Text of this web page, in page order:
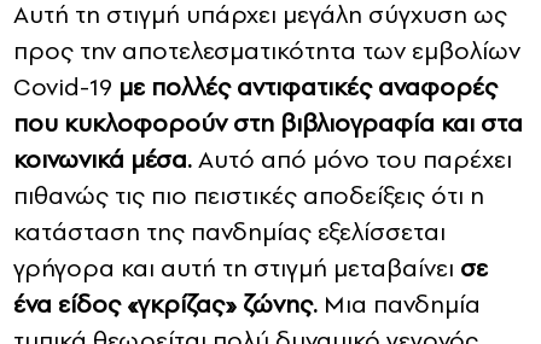
Αυτή τη στιγμή υπάρχει μεγάλη σύγχυση ως
προς την αποτελεσματικότητα των εμβολίων
Covid-19 με πολλές αντιφατικές αναφορές
που κυκλοφορούν στη βιβλιογραφία και στα
κοινωνικά μέσα.Αυτό από μόνο του παρέχει
πιθανώς τις πιο πειστικές αποδείξεις ότι η
κατάσταση της πανδημίας εξελίσσεται
γρήγορα και αυτή τη στιγμή μεταβαίνει σε
ένα είδος «γκρίζας» ζώνης. Μια πανδημία